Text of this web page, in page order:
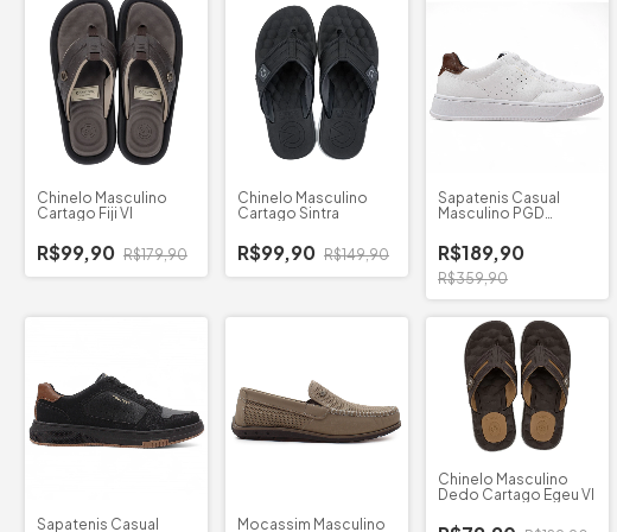
Chinelo Masculino
Cartago Fiji VI
R$99,90 R$179,90
Chinelo Masculino
Cartago Sintra
R$99,90 R$149,90
Sapatenis Casual
Masculino PGD
R$189,90
R$359,90
Sapatenis Casual
Mocassim Masculino
Chinelo Masculino
Dedo Cartago Egeu VI